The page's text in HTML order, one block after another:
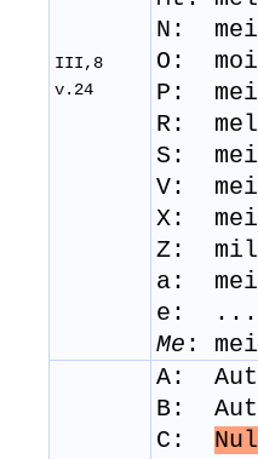
III,8
v.24
N:
O:
P:
R:
S:
V:
X:
Z:
a:
e:
Me :
A:
B:
C: